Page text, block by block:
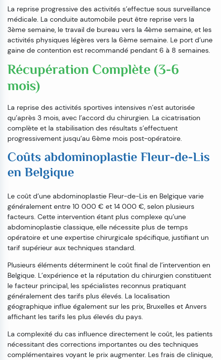
La reprise progressive des activités s’effectue sous surveillance
médicale. La conduite automobile peut être reprise vers la
3ème semaine, le travail de bureau vers la 4ème semaine, et les
activités physiques légères vers la 6ème semaine. Le port d’une
gaine de contention est recommandé pendant 6 à 8 semaines.
Récupération Complète (3-6
mois)
La reprise des activités sportives intensives n’est autorisée
qu’après 3 mois, avec l’accord du chirurgien. La cicatrisation
complète et la stabilisation des résultats s’effectuent
progressivement jusqu’au 6ème mois post-opératoire.
Coûts abdominoplastie Fleur-de-Lis
en Belgique
Le coût d’une abdominoplastie Fleur-de-Lis en Belgique varie
généralement entre 10 000 € et 14 000 €, selon plusieurs
facteurs. Cette intervention étant plus complexe qu’une
abdominoplastie classique, elle nécessite plus de temps
opératoire et une expertise chirurgicale spécifique, justifiant un
tarif supérieur aux techniques standard.
Plusieurs éléments déterminent le coût final de l’intervention en
Belgique. L’expérience et la réputation du chirurgien constituent
le facteur principal, les spécialistes reconnus pratiquant
généralement des tarifs plus élevés. La localisation
géographique influe également sur les prix, Bruxelles et Anvers
affichant les tarifs les plus élevés du pays.
La complexité du cas influence directement le coût, les patients
nécessitant des corrections importantes ou des techniques
complémentaires voyant le prix augmenter. Les frais de clinique,